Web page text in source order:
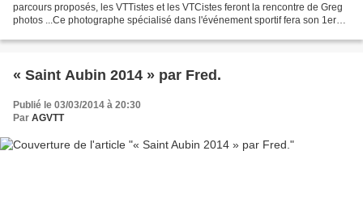
parcours proposés, les VTTistes et les VTCistes feront la rencontre de Greg
photos ...Ce photographe spécialisé dans l'événement sportif fera son 1er
« Saint Aubin 2014 » par Fred.
Publié le 03/03/2014 à 20:30
Par AGVTT